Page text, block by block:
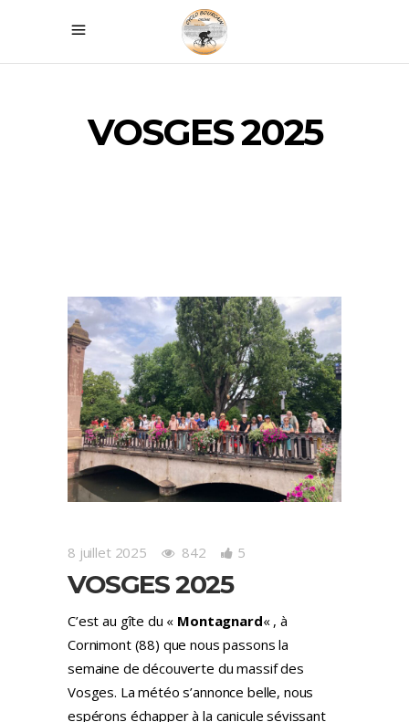
VOSGES 2025
8 juillet 2025 842 5
VOSGES 2025
C’est au gîte du « Montagnard« , à
Cornimont (88) que nous passons la
semaine de découverte du massif des
Vosges. La météo s’annonce belle, nous
espérons échapper à la canicule sévissant